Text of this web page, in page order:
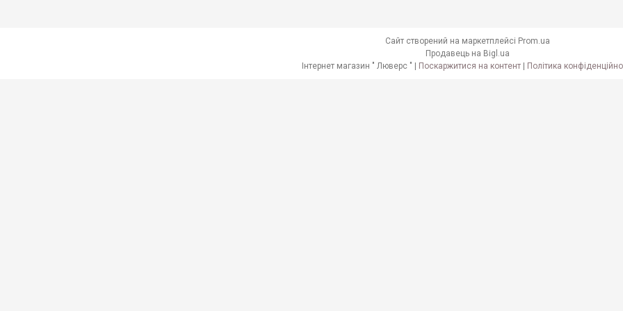
Сайт створений на маркетплейсі Prom.ua
Продавець на Bigl.ua
Інтернет магазин " Люверс " | Поскаржитися на контент | Політика